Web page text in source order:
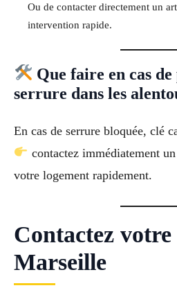
Ou de contacter directement un
intervention rapide.
Que faire en cas
serrure dans les
En cas de serrure bloquée, clé
contactez immédiatement
votre logement rapidement.
Contactez
Marseille